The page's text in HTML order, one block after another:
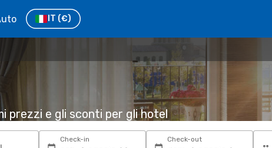
IT (€)
prezzi e gli sconti per gli hotel
Check-in Check-out